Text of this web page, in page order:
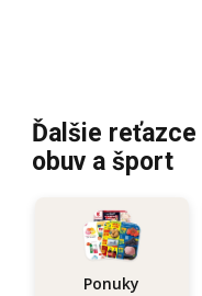
Ďalšie
obuv a šport
Ponuky